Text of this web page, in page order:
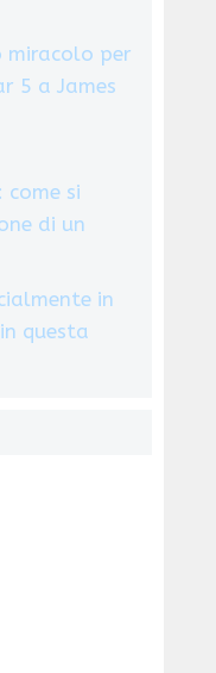
miracolo per
5 a James
si
di un
in
questa